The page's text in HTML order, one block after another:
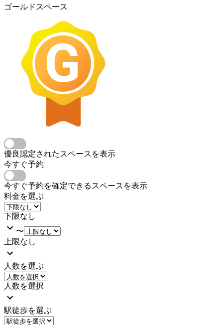
ゴールドスペース
優良認定されたスペースを表示
今すぐ予約
今すぐ予約を確定できるスペースを表示
料金を選ぶ
下限なし
〜
上限なし
人数を選ぶ
人数を選択
駅徒歩を選ぶ